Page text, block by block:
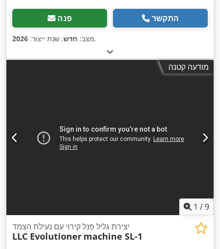
פנה התקשר
מצב: חדש, שנת ייצור: 2026 ,
מודעה קטנה
1 /9
יצירת גליל פנל קירוי עם נעילת הצמד
LLC Evolutioner machine SL-1